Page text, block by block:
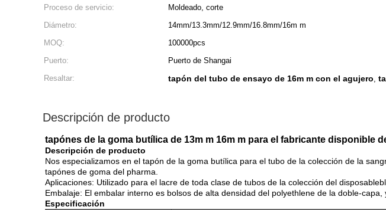
Proceso de servicio: Moldeado, corte
Diámetro:
14mm/13.3mm/12.9mm/16.8mm/16m m
MOQ:
100000pcs
Puerto:
Puerto de Shangai
Resaltar:
tapón del tubo de ensayo de 16m m con el agujero,
Descripción de producto
tapónes de la goma butílica de 13m m 16m m para el fabricante disponible
Descripción de producto
Nos especializamos en el tapón de la goma butílica para el tubo de la colección de la
tapónes de goma del pharma.
Aplicaciones: Utilizado para el lacre de toda clase de tubos de la colección del
Embalaje: El embalar interno es bolsos de alta densidad del polyethlene de la doble-capa,
Especificación